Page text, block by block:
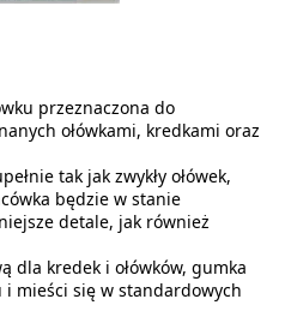
przeznaczona do
ołówkami, kredkami oraz
tak jak zwykły ołówek,
będzie w stanie
detale, jak również
dla kredek i ołówków, gumka
mieści się w standardowych